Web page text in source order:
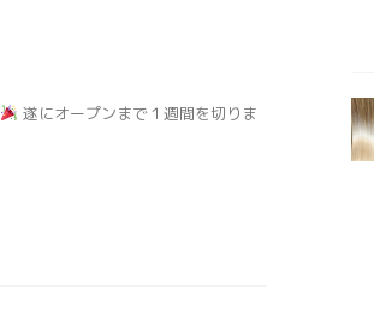
遂にオープンまで１週間を切りま